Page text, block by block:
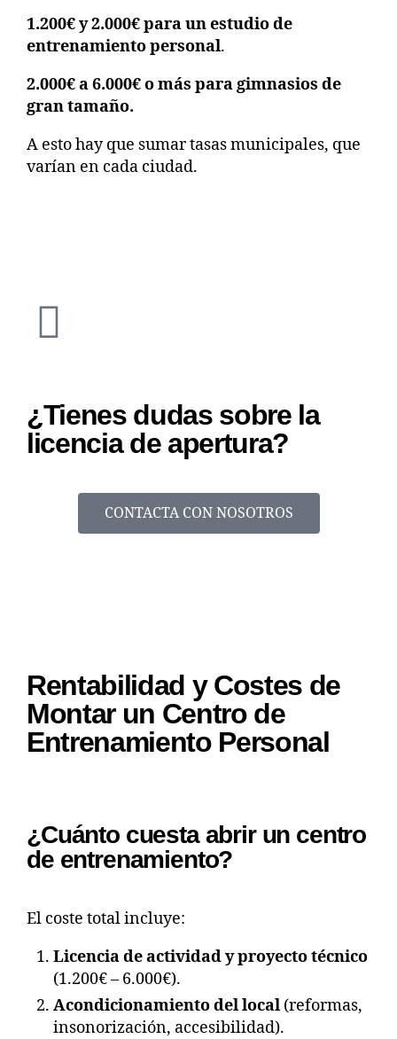
1.200€ y 2.000€ para un estudio de
entrenamiento personal.
2.000€ a 6.000€ o más para gimnasios de
gran tamaño.
A esto hay que sumar tasas municipales, que
varían en cada ciudad.
¿Tienes dudas sobre la
licencia de apertura?
CONTACTA CON NOSOTROS
Rentabilidad y Costes de
Montar un Centro de
Entrenamiento Personal
¿Cuánto cuesta abrir un centro
de entrenamiento?
El coste total incluye:
Licencia de actividad y proyecto técnico
(1.200€ – 6.000€).
Acondicionamiento del local (reformas,
insonorización, accesibilidad).